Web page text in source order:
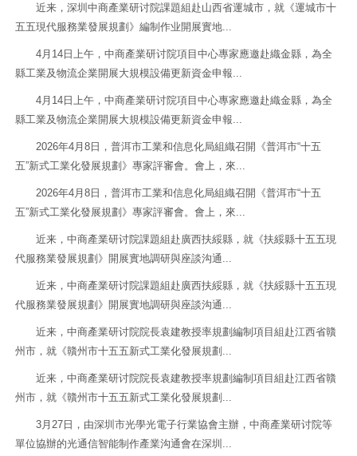
近来，深圳中商產業研讨院課題組赴山西省運城市，就《運城市十
五五現代服務業發展規劃》編制作业開展實地...
4月14日上午，中商產業研讨院項目中心專家應邀赴織金縣，為全
縣工業及物流企業開展大規模設備更新資金申報...
4月14日上午，中商產業研讨院項目中心專家應邀赴織金縣，為全
縣工業及物流企業開展大規模設備更新資金申報...
2026年4月8日，普洱市工業和信息化局組織召開《普洱市“十五
五”新式工業化發展規劃》專家評審會。會上，來...
2026年4月8日，普洱市工業和信息化局組織召開《普洱市“十五
五”新式工業化發展規劃》專家評審會。會上，來...
近来，中商產業研讨院課題組赴廣西扶綏縣，就《扶綏縣十五五現
代服務業發展規劃》開展實地調研與座談沟通...
近来，中商產業研讨院課題組赴廣西扶綏縣，就《扶綏縣十五五現
代服務業發展規劃》開展實地調研與座談沟通...
近来，中商產業研讨院院長袁建教授率規劃編制項目組赴江西省贛
州市，就《贛州市十五五新式工業化發展規劃...
近来，中商產業研讨院院長袁建教授率規劃編制項目組赴江西省贛
州市，就《贛州市十五五新式工業化發展規劃...
3月27日，由深圳市光學光電子行業協會主辦，中商產業研讨院等
單位協辦的光通信智能制作產業沟通會在深圳...